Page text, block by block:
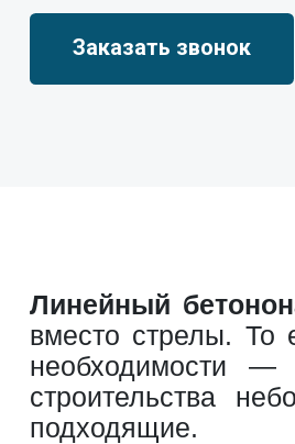
Линейный
вместо стрелы. То
необходимости —
строительства
подходящие.